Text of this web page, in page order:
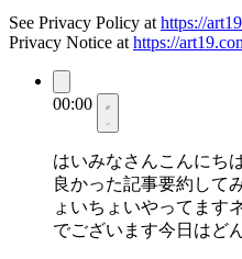
See Privacy Policy at https://
Privacy Notice at https://
00:00
はいみなさんこんにち
良かった記事要約して
ょいちょいやってます
でございます今日はど